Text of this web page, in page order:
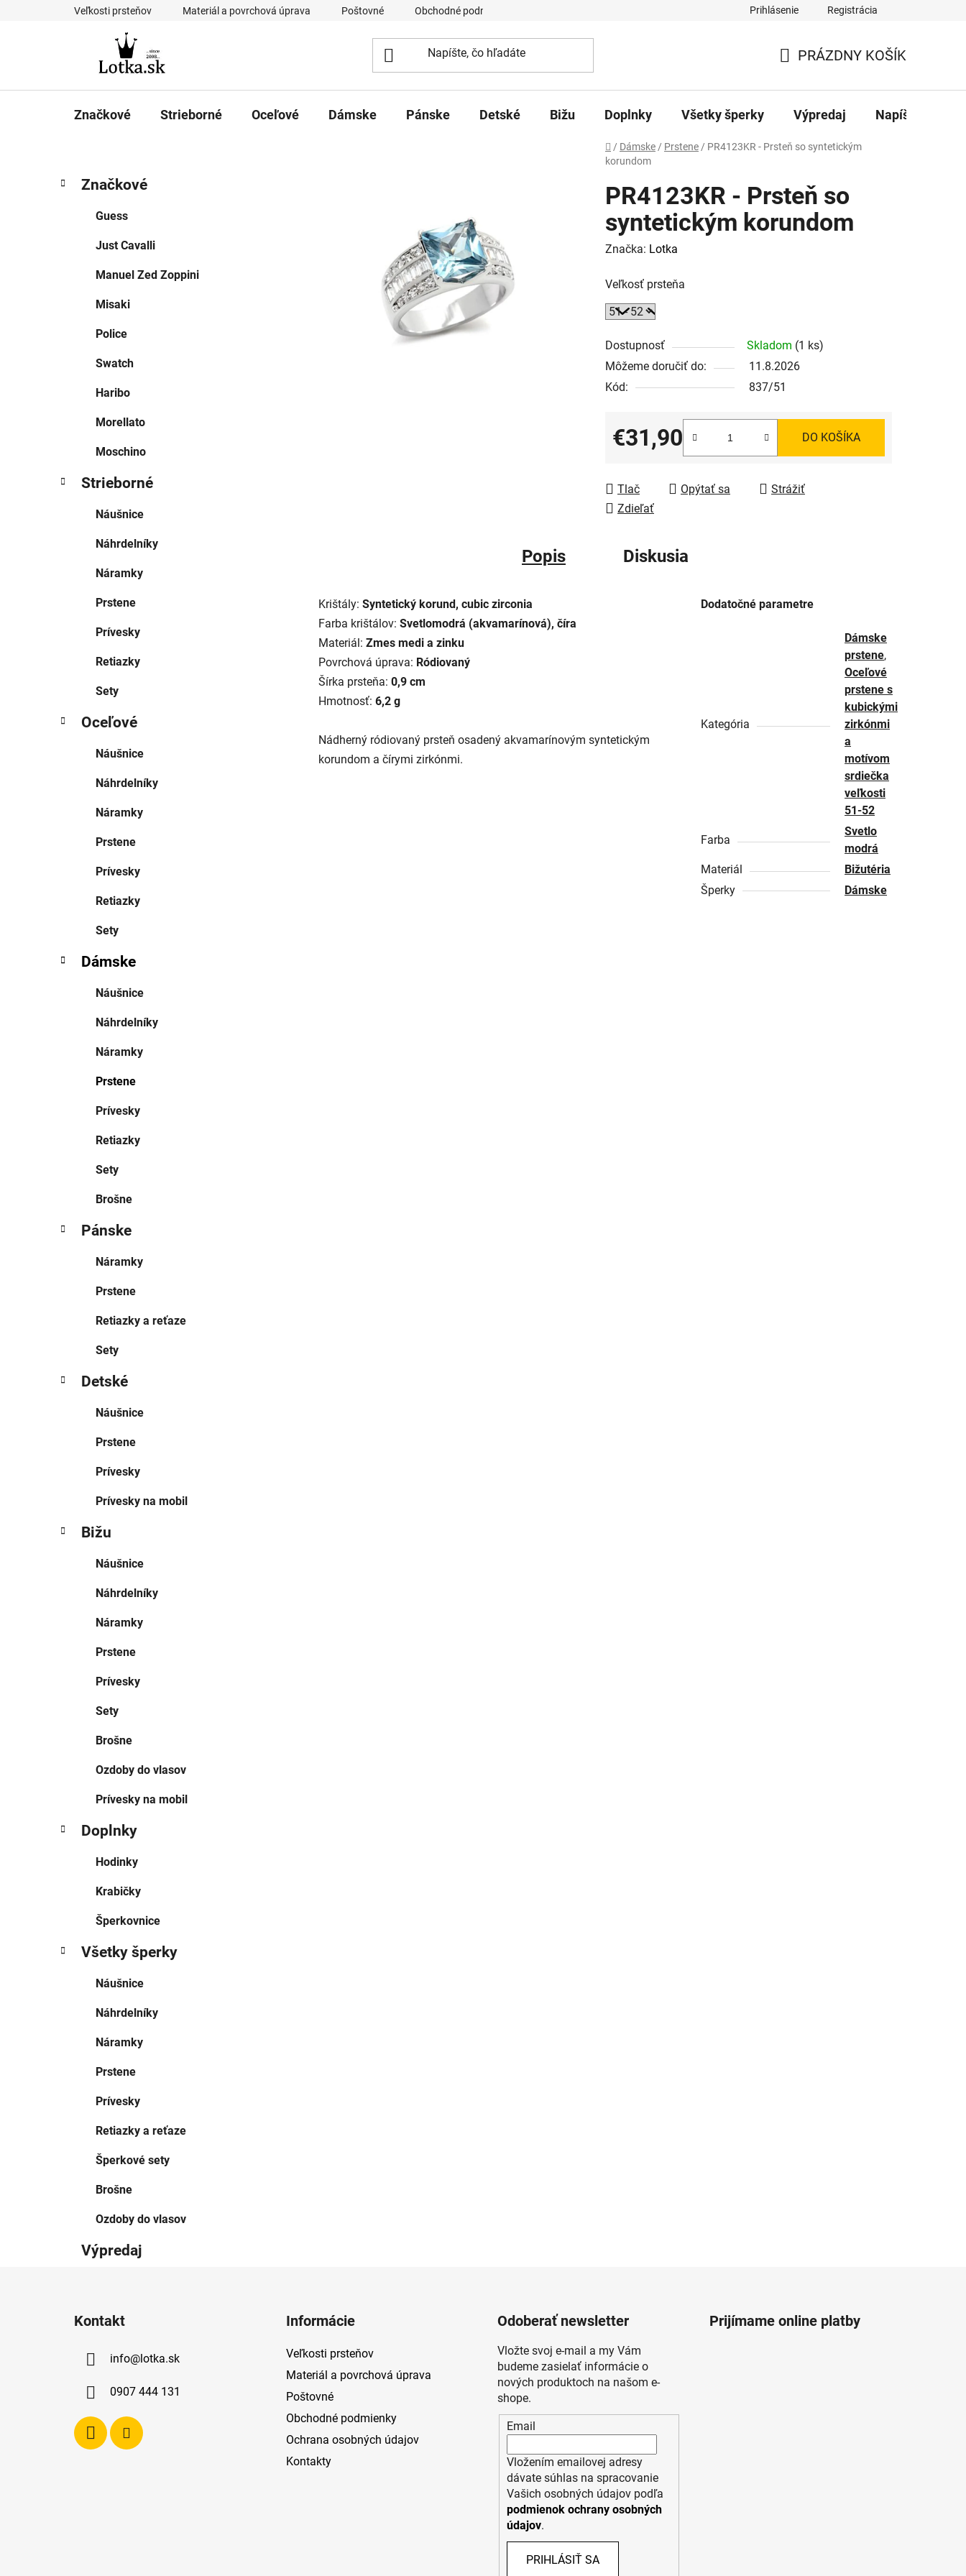
Veľkosti prsteňov Materiál a povrchová úprava Poštovné Obchodné podmienky Prihlásenie Registrácia
KOŠÍK
PRÁZDNY KOŠÍK
Značkové Strieborné Oceľové Dámske Pánske Detské Bižu Doplnky Všetky šperky Výpredaj Napíšte nám
Domov
/ Dámske / Prstene / PR4123KR - Prsteň so syntetickým
korundom
B
kategórie
a
Značkové
Guess
Just Cavalli
Manuel Zed Zoppini
Misaki
Police
Swatch
Haribo
Morellato
Moschino
Strieborné
Náušnice
Náhrdelníky
Náramky
Prstene
Prívesky
Retiazky
Sety
Oceľové
Náušnice
Náhrdelníky
Náramky
Prstene
Prívesky
Retiazky
Sety
Dámske
Náušnice
Náhrdelníky
Náramky
Prstene
Prívesky
Retiazky
Sety
Brošne
Pánske
Náramky
Prstene
Retiazky a reťaze
Sety
Detské
Náušnice
Prstene
Prívesky
Prívesky na mobil
Bižu
Náušnice
Náhrdelníky
Náramky
Prstene
Prívesky
Sety
Brošne
Ozdoby do vlasov
Prívesky na mobil
Doplnky
Hodinky
Krabičky
Šperkovnice
Všetky šperky
Náušnice
Náhrdelníky
Náramky
Prstene
Prívesky
Retiazky a reťaze
Šperkové sety
Brošne
Ozdoby do vlasov
Výpredaj
PR4123KR - Prsteň so
syntetickým korundom
Značka: Lotka
Veľkosť prsteňa
Dostupnosť Skladom (1 ks)
Môžeme doručiť do:
11.8.2026
Kód:
837/51
€31,90
Jednotková cena:
DO KOŠÍKA
Tlač Opýtať sa
Strážiť
Zdieľať
Popis Diskusia
Krištály: Syntetický korund, cubic zirconia
Farba krištálov: Svetlomodrá (akvamarínová), číra
Materiál: Zmes medi a zinku
Povrchová úprava: Ródiovaný
Šírka prsteňa: 0,9 cm
Hmotnosť: 6,2 g
Nádherný ródiovaný prsteň osadený akvamarínovým syntetickým
korundom a čírymi zirkónmi.
Dodatočné parametre
Kategória
Dámske
prstene,
Oceľové
prstene s
kubickými
zirkónmi
a
motívom
srdiečka
veľkosti
51-52
Farba
Svetlo
modrá
Materiál
Bižutéria
Šperky
Dámske
Kontakt
info@lotka.sk
0907 444 131
Informácie
Veľkosti prsteňov
Materiál a povrchová úprava
Poštovné
Obchodné podmienky
Ochrana osobných údajov
Kontakty
Odoberať newsletter
Vložte svoj e-mail a my Vám
budeme zasielať informácie o
nových produktoch na našom e-
shope.
Email
Vložením emailovej adresy
dávate súhlas na spracovanie
Vašich osobných údajov podľa
podmienok ochrany osobných
údajov.
PRIHLÁSIŤ SA
Prijímame online platby